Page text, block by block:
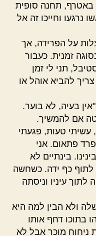
באטרף, תחנה סופית
נרגעו וחייכו זה אל
על הפרידה, אך
זמנית. כעבור
תני לי זמן
להביא אוהל או
בעיה, לא בוער.
אם להמשיך.
טעות, פגעתי
פתאום. אני
בינתיים לא
כף ידה. כשחשה
עיניו וניסתה
ולא הבין למה היא
בתוכו דחף אותו
ניחוח מוכר אבל לא